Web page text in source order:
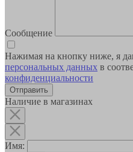
Сообщение
Нажимая на кнопку ниже, я
персональных данных в
конфиденциальности
Наличие в магазинах
Имя: